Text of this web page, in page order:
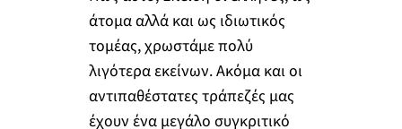
άτομα αλλά και ως ιδιωτικός
τομέας, χρωστάμε πολύ
λιγότερα εκείνων. Ακόμα και οι
αντιπαθέστατες τράπεζές μας
έχουν ένα μεγάλο συγκριτικό